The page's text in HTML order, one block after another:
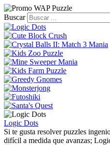
Buscar
Logic Dots
Si te gusta resolver puzzles
difícil a medida que avanzas;